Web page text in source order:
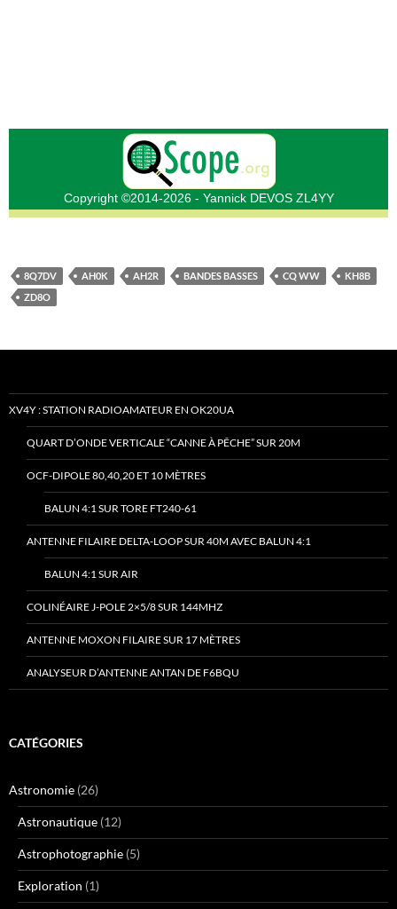
8Q7DV AH0K AH2R BANDES BASSES CQ WW
KH8B
ZD8O
XV4Y : STATION RADIOAMATEUR EN OK20UA
QUART D’ONDE VERTICALE “CANNE À PÊCHE” SUR 20M
OCF-DIPOLE 80,40,20 ET 10 MÈTRES
BALUN 4:1 SUR TORE FT240-61
ANTENNE FILAIRE DELTA-LOOP SUR 40M AVEC BALUN 4:1
BALUN 4:1 SUR AIR
COLINÉAIRE J-POLE 2×5/8 SUR 144MHZ
ANTENNE MOXON FILAIRE SUR 17 MÈTRES
ANALYSEUR D’ANTENNE ANTAN DE F6BQU
CATÉGORIES
Astronomie (26)
Astronautique (12)
Astrophotographie (5)
Exploration (1)